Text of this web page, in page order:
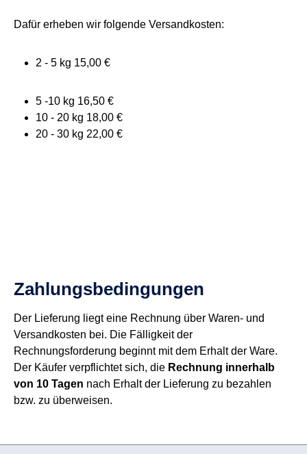
Dafür erheben wir folgende Versandkosten:
2 - 5 kg 15,00 €
5 -10 kg 16,50 €
10 - 20 kg 18,00 €
20 - 30 kg 22,00 €
Zahlungsbedingungen
Der Lieferung liegt eine Rechnung über Waren- und
Versandkosten bei. Die Fälligkeit der
Rechnungsforderung beginnt mit dem Erhalt der Ware.
Der Käufer verpflichtet sich, die Rechnung innerhalb
von 10 Tagen nach Erhalt der Lieferung zu bezahlen
bzw. zu überweisen.